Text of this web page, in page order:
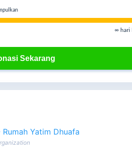
∞ hari
Sekarang
Yatim Dhuafa